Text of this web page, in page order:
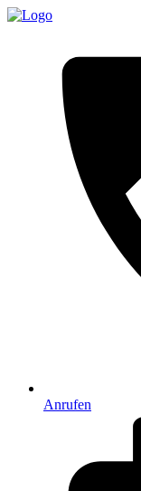
Anrufen